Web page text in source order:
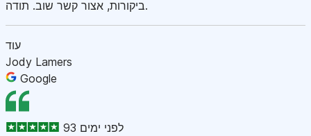
ביקורות, אצור קשר שוב. תודה.
עוד
Jody Lamers
Google
93 לפני ימים